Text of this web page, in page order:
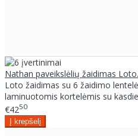
Nathan paveikslėlių žaidimas
Loto žaidimas su 6 žaidimo
laminuotomis kortelėmis su
€4250